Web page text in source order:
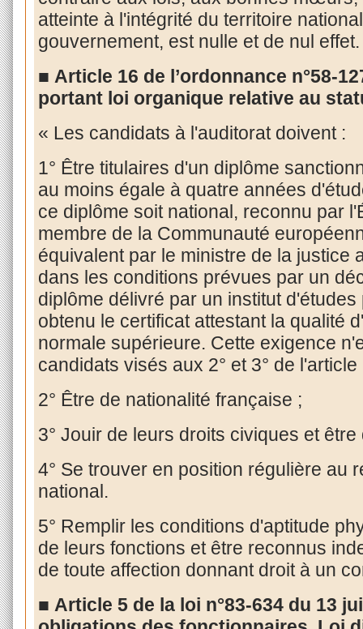
atteinte à l'intégrité du territoire
gouvernement, est nulle et de nul
■ Article 16 de l’ordonnance n°58-
portant loi organique relative au
« Les candidats à l'auditorat doivent :
1° Être titulaires d'un diplôme
au moins égale à quatre années
ce diplôme soit national, reconnu par
membre de la Communauté
équivalent par le ministre de la justice
dans les conditions prévues par un
diplôme délivré par un institut
obtenu le certificat attestant la qualité
normale supérieure. Cette exigence
candidats visés aux 2° et 3° de l'article
2° Être de nationalité française ;
3° Jouir de leurs droits civiques et
4° Se trouver en position régulière au
national.
5° Remplir les conditions d'aptitude
de leurs fonctions et être reconnus
de toute affection donnant droit à un
■ Article 5 de la loi n°83-634 du 13